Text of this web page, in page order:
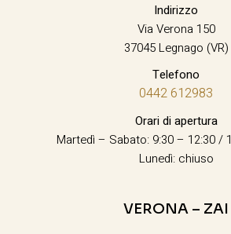
Indirizzo
Via Verona 150
37045 Legnago (VR)
Telefono
0442 612983
Orari di apertura
Martedì – Sabato: 9:30 – 12:30 /
Lunedì: chiuso
VERONA – ZAI